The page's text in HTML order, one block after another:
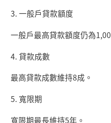
3.一般戶貸款額度
一般戶最高貸款額度仍為
4.貸款成數
最高貸款成數維持8成。
5. 寬限期
寬限期最長維持5年。